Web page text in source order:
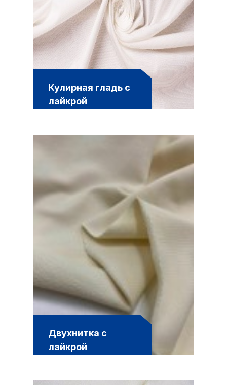
Кулирная гладь с
лайкрой
Двухнитка с
лайкрой